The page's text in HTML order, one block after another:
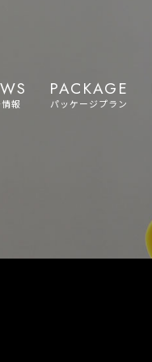
報
PACKAGE
パッケージプラン